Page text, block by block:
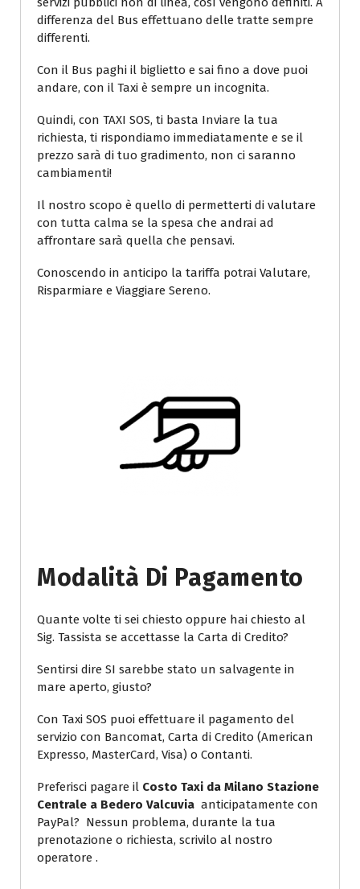
differenza del Bus effettuano delle tratte sempre
differenti.
Con il Bus paghi il biglietto e sai fino a dove puoi
andare, con il Taxi è sempre un incognita.
Quindi, con TAXI SOS, ti basta Inviare la tua
richiesta, ti rispondiamo immediatamente e se il
prezzo sarà di tuo gradimento, non ci saranno
cambiamenti!
Il nostro scopo è quello di permetterti di valutare
con tutta calma se la spesa che andrai ad
affrontare sarà quella che pensavi.
Conoscendo in anticipo la tariffa potrai Valutare,
Risparmiare e Viaggiare Sereno.
Modalità Di Pagamento
Quante volte ti sei chiesto oppure hai chiesto al
Sig. Tassista se accettasse la Carta di Credito?
Sentirsi dire SI sarebbe stato un salvagente in
mare aperto, giusto?
Con Taxi SOS puoi effettuare il pagamento del
servizio con Bancomat, Carta di Credito (American
Expresso, MasterCard, Visa) o Contanti.
Preferisci pagare il Costo Taxi da Milano Stazione
Centrale a Bedero Valcuvia anticipatamente con
PayPal? Nessun problema, durante la tua
prenotazione o richiesta, scrivilo al nostro
operatore .